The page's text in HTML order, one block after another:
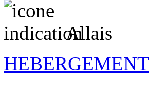
Allais
HEBERGEMENT